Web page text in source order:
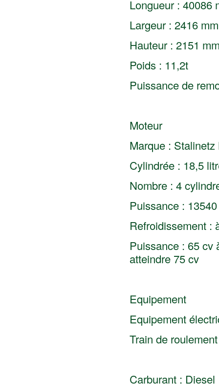
Longueur : 40086
Largeur : 2416 mm
Hauteur : 2151
Poids : 11,2t
Puissance de
Moteur
Marque : Stalinetz
Cylindrée : 18,5
Nombre : 4
Puissance :
Refroidissement :
Puissance : 65 cv
atteindre 75 cv
Equipement
Equipement
Train de
Carburant : Diesel